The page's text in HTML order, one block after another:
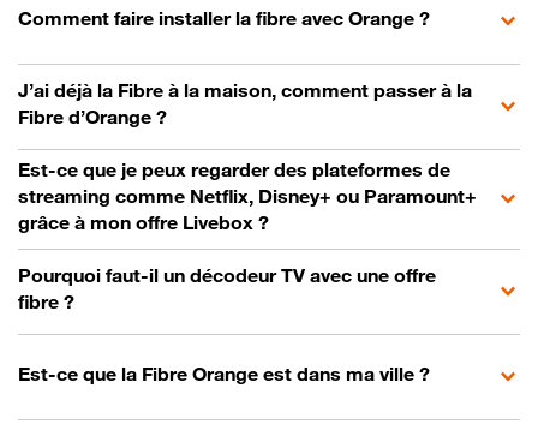
Comment faire installer la fibre avec Orange ?
J’ai déjà la Fibre à la maison, comment passer à la
Fibre d’Orange ?
Est-ce que je peux regarder des plateformes de
streaming comme Netflix, Disney+ ou Paramount+
grâce à mon offre Livebox ?
Pourquoi faut-il un décodeur TV avec une offre
fibre ?
Est-ce que la Fibre Orange est dans ma ville ?